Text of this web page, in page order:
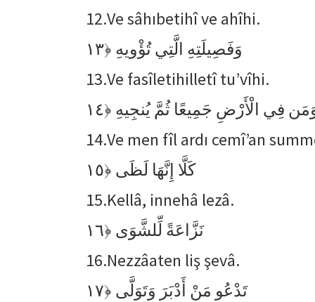
12.Ve sâhıbetihî ve ahîhi.
وَفَصِيلَتِهِ الَّتِي تُؤْويهِ ﴿١٣
13.Ve fasîletihilletî tu’vîhi.
فِي الْأَرْضِ جَمِيعًا ثُمَّ يُنجِيهِ ﴿١٤
14.Ve men fîl ardı cemî’an
كَلَّا إِنَّهَا لَظَى ﴿١٥
15.Kellâ, innehâ lezâ.
نَزَّاعَةً لِّلشَّوَى ﴿١٦
16.Nezzâaten liş şevâ.
تَدْعُو مَنْ أَدْبَرَ وَتَوَلَّى ﴿١٧